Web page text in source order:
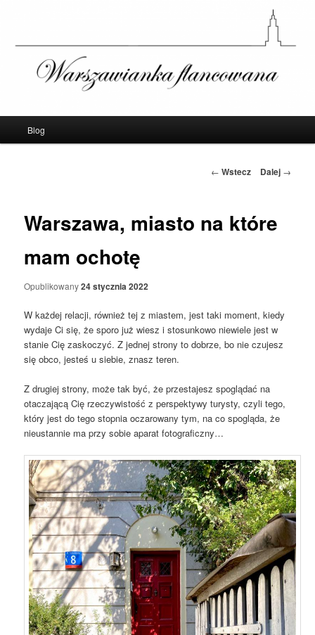
Warszawianka Flancowana – Blog o
Warszawie
główne
Przeskocz
Blog
Nawigacja
← Wstecz Dalej →
Warszawa, miasto na które
mam ochotę
Opublikowany24 stycznia 2022
W każdej relacji, również tej z miastem, jest taki moment, kiedy
wydaje Ci się, że sporo już wiesz i stosunkowo niewiele jest w
stanie Cię zaskoczyć. Z jednej strony to dobrze, bo nie czujesz
się obco, jesteś u siebie, znasz teren.
Z drugiej strony, może tak być, że przestajesz spoglądać na
otaczającą Cię rzeczywistość z perspektywy turysty, czyli tego,
który jest do tego stopnia oczarowany tym, na co spogląda, że
nieustannie ma przy sobie aparat fotograficzny…